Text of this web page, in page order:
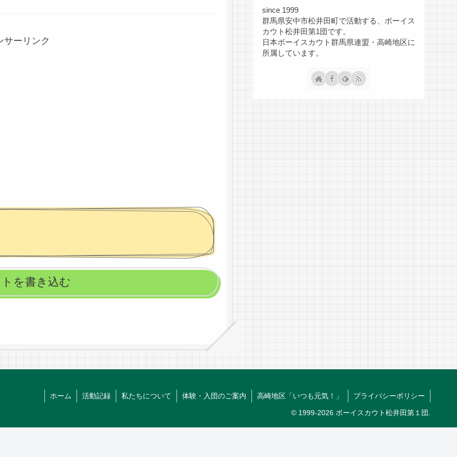
サーリンク
を書き込む
since 1999
群馬県安中市松井田町で活動する、ボーイス
カウト松井田第1団です。
日本ボーイスカウト群馬県連盟・高崎地区に
所属しています。
ホーム 活動記録 私たちについて 体験・入団のご案内 高崎地区「いつも元気！」 プライバシーポリシー
© 1999-2026 ボーイスカウト松井田第１団.